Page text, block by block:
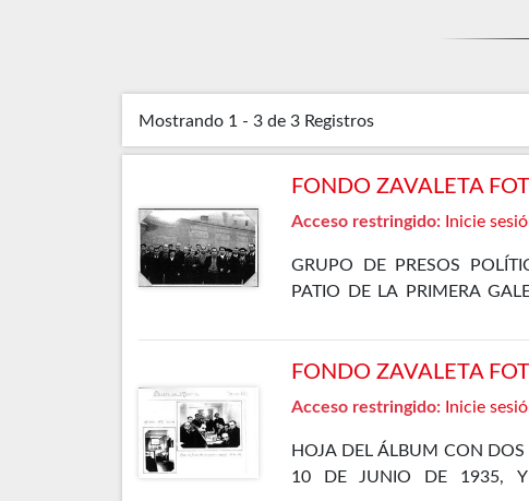
Mostrando 1 - 3 de 3 Registros
FONDO ZAVALETA
Acceso restringido: Inicie
GRUPO DE PRESOS
PATIO DE LA PRIMERA
GÓMEZ OSORIO, PETREL Y
FONDO ZAVALETA
Acceso restringido: Inicie
HOJA DEL ÁLBUM CON
10 DE JUNIO DE 1935,